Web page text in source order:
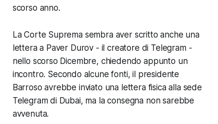
scorso anno.
La Corte Suprema sembra aver scritto anche una
lettera a Paver Durov - il creatore di Telegram -
nello scorso Dicembre, chiedendo appunto un
incontro. Secondo alcune fonti, il presidente
Barroso avrebbe inviato una lettera fisica alla sede
Telegram di Dubai, ma la consegna non sarebbe
avvenuta.